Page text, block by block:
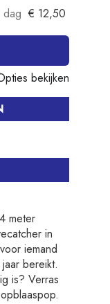
dag € 12,50
bekijken
meter
in
iemand
bereikt.
is? Verras